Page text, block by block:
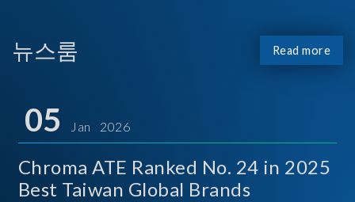
뉴스룸 Read more
05 Jan 2026
Chroma ATE Ranked No. 24 in 2025
Best Taiwan Global Brands